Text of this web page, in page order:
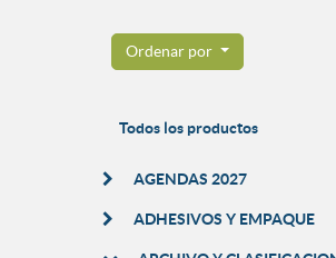
Ordenar por
Todos los productos
AGENDAS 2027
ADHESIVOS Y EMPAQUE